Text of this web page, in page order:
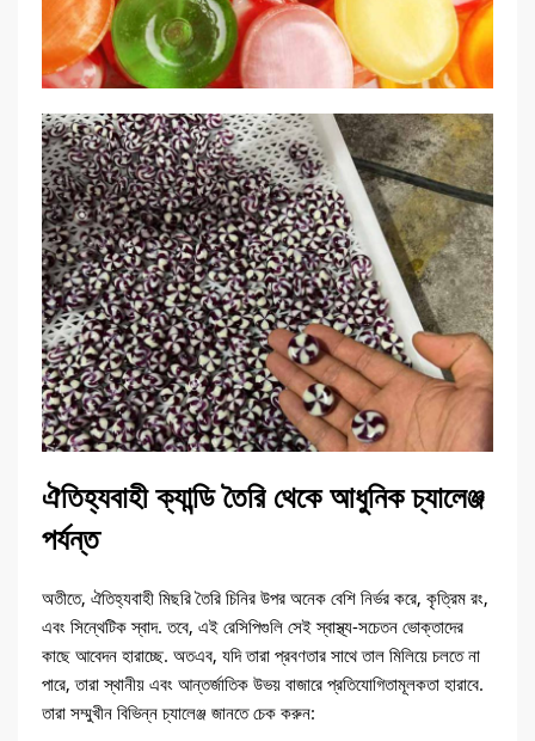
ঐতিহ্যবাহী ক্যান্ডি তৈরি থেকে আধুনিক চ্যালেঞ্জ
পর্যন্ত
অতীতে, ঐতিহ্যবাহী মিছরি তৈরি চিনির উপর অনেক বেশি নির্ভর করে, কৃত্রিম রং,
এবং সিন্থেটিক স্বাদ. তবে, এই রেসিপিগুলি সেই স্বাস্থ্য-সচেতন ভোক্তাদের
কাছে আবেদন হারাচ্ছে. অতএব, যদি তারা প্রবণতার সাথে তাল মিলিয়ে চলতে না
পারে, তারা স্থানীয় এবং আন্তর্জাতিক উভয় বাজারে প্রতিযোগিতামূলকতা হারাবে.
তারা সম্মুখীন বিভিন্ন চ্যালেঞ্জ জানতে চেক করুন: